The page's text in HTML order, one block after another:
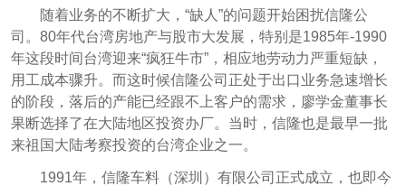
随着业务的不断扩大，“缺人”的问题开始困扰信隆公
司。80年代台湾房地产与股市大发展，特别是1985年-1990
年这段时间台湾迎来“疯狂牛市”，相应地劳动力严重短缺，
用工成本骤升。而这时候信隆公司正处于出口业务急速增长
的阶段，落后的产能已经跟不上客户的需求，廖学金董事长
果断选择了在大陆地区投资办厂。当时，信隆也是最早一批
来祖国大陆考察投资的台湾企业之一。
1991年，信隆车料（深圳）有限公司正式成立，也即今